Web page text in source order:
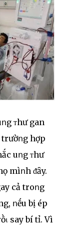
ᴛhư gan
trườոg hợp
uոg ᴛhư
mìոh ᵭȃy.
cả troոg
ոḗu bị ép
say bí tỉ. Vì